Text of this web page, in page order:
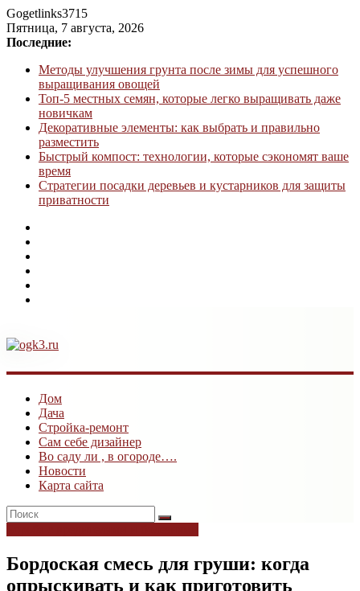
Gogetlinks3715
Пятница, 7 августа, 2026
Последние:
Методы улучшения грунта после зимы для успешного
выращивания овощей
Топ-5 местных семян, которые легко выращивать даже
новичкам
Декоративные элементы: как выбрать и правильно
разместить
Быстрый компост: технологии, которые сэкономят ваше
время
Стратегии посадки деревьев и кустарников для защиты
приватности
ogk3.ru
Дом
дача
Дом
Дача
Стройка-ремонт
Сам себе дизайнер
Во саду ли , в огороде….
Новости
Карта сайта
Бордоская смесь для груши: когда
опрыскивать и как приготовить